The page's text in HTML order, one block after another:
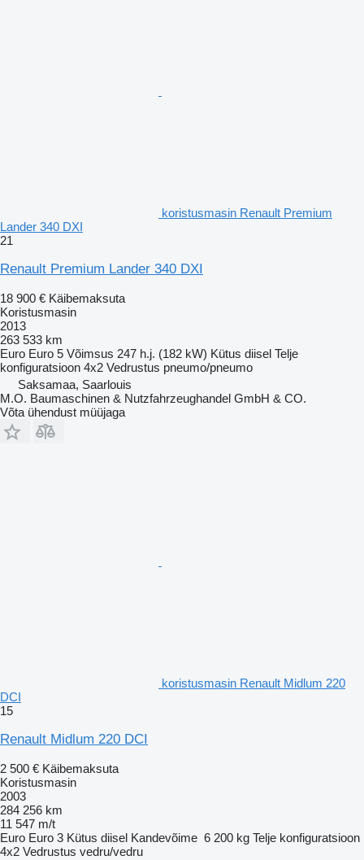
koristusmasin Renault Premium
Lander 340 DXI
21
Renault Premium Lander 340 DXI
18 900 € Käibemaksuta
Koristusmasin
2013
263 533 km
Euro Euro 5 Võimsus 247 h.j. (182 kW) Kütus diisel Telje
konfiguratsioon 4x2 Vedrustus pneumo/pneumo
Saksamaa, Saarlouis
M.O. Baumaschinen & Nutzfahrzeughandel GmbH & CO.
Võta ühendust müüjaga
koristusmasin Renault Midlum 220
DCI
15
Renault Midlum 220 DCI
2 500 € Käibemaksuta
Koristusmasin
2003
284 256 km
11 547 m/t
Euro Euro 3 Kütus diisel Kandevõime 6 200 kg Telje konfiguratsioon
4x2 Vedrustus vedru/vedru